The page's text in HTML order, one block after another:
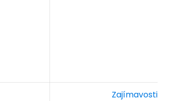
Zajímavosti